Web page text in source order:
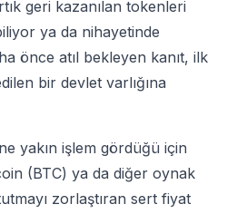
geri kazanılan tokenleri
ya da nihayetinde
önce atıl bekleyen kanıt, ilk
bir devlet varlığına
yakın işlem gördüğü için
(BTC) ya da diğer oynak
zorlaştıran sert fiyat